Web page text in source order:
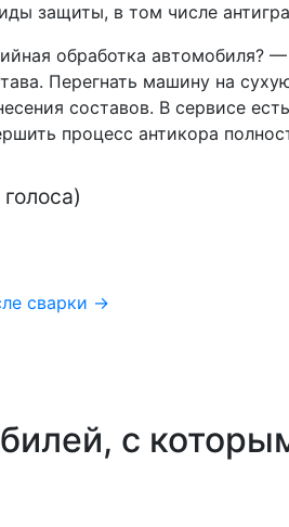
защиты, в том числе
обработка автомобиля?
Перегнать машину на
составов. В сервисе
процесс антикора
сварки →
с